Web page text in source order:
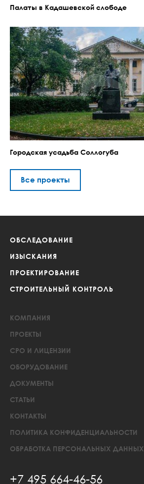
Палаты в Кадашевской слободе
Городская усадьба Соллогуба
Все проекты
ОБСЛЕДОВАНИЕ
ИЗЫСКАНИЯ
ПРОЕКТИРОВАНИЕ
СТРОИТЕЛЬНЫЙ КОНТРОЛЬ
КОМПАНИЯ
ПРОЕКТЫ
СРО И ЛИЦЕНЗИИ
ОБОРУДОВАНИЕ
ДОКУМЕНТЫ
СТАТЬИ
КОНТАКТЫ
ПОЛИТИКА КОНФИДЕНЦИАЛЬНОСТИ
ОБРАБОТКА ПЕРСОНАЛЬНЫХ ДАННЫХ
+7 495 664-46-56